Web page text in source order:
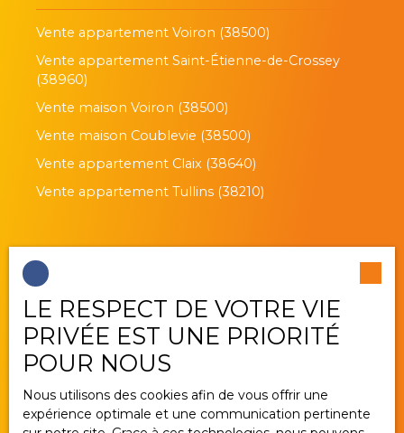
Vente appartement Voiron (38500)
Vente appartement Saint-Étienne-de-Crossey
(38960)
Vente maison Voiron (38500)
Vente maison Coublevie (38500)
Vente appartement Claix (38640)
Vente appartement Tullins (38210)
Je suis propriétaire
Estimez votre bien
Vendre avec nous
Gestion locative
Nous contacter
LE RESPECT DE VOTRE VIE
PRIVÉE EST UNE PRIORITÉ
POUR NOUS
Nous utilisons des cookies afin de vous offrir une
expérience optimale et une communication pertinente